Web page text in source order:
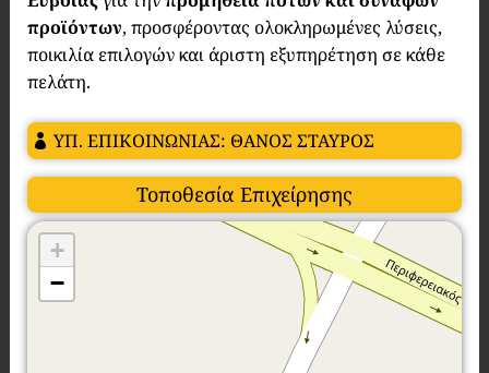
προϊόντων, προσφέροντας ολοκληρωμένες λύσεις,
ποικιλία επιλογών και άριστη εξυπηρέτηση σε κάθε
πελάτη.
ΥΠ. ΕΠΙΚΟΙΝΩΝΙΑΣ: ΘΑΝΟΣ ΣΤΑΥΡΟΣ
Τοποθεσία Επιχείρησης
+
−